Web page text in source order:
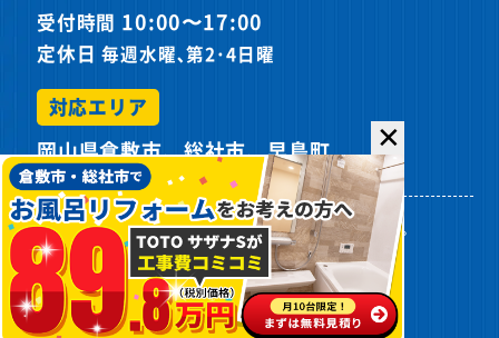
受付時間 10:00〜17:00
定休日毎週水曜､第2･4日曜
対応エリア
岡山県倉敷市、総社市、早島町
プライバシーポリシー サイトマップ
2026カスケホームグループ みずさぽ.
✕